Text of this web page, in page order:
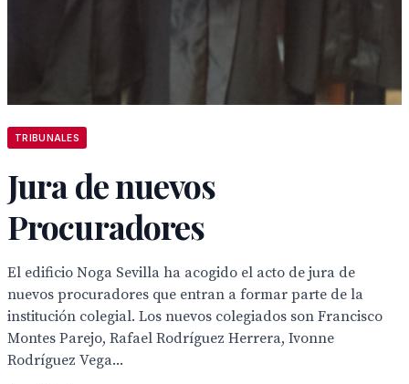
TRIBUNALES
Jura de nuevos
Procuradores
El edificio Noga Sevilla ha acogido el acto de jura de
nuevos procuradores que entran a formar parte de la
institución colegial. Los nuevos colegiados son Francisco
Montes Parejo, Rafael Rodríguez Herrera, Ivonne
Rodríguez Vega...